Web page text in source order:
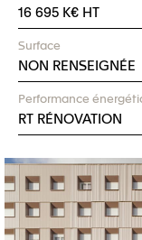
16 695 K€ HT
Surface
NON RENSEIGNÉE
Performance
RT RÉNOVATION